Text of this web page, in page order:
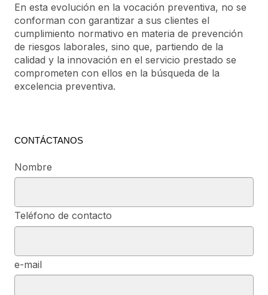
En esta evolución en la vocación preventiva, no se
conforman con garantizar a sus clientes el
cumplimiento normativo en materia de prevención
de riesgos laborales, sino que, partiendo de la
calidad y la innovación en el servicio prestado se
comprometen con ellos en la búsqueda de la
excelencia preventiva.
CONTÁCTANOS
Nombre
Teléfono de contacto
e-mail